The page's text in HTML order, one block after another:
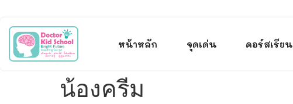
หน้าหลัก จุดเด่น คอร์สเรียน
น้องครีม